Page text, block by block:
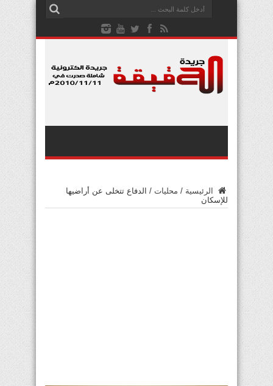
الرئيسية / محليات / الدفاع تتخلى عن أراضيها
للإسكان